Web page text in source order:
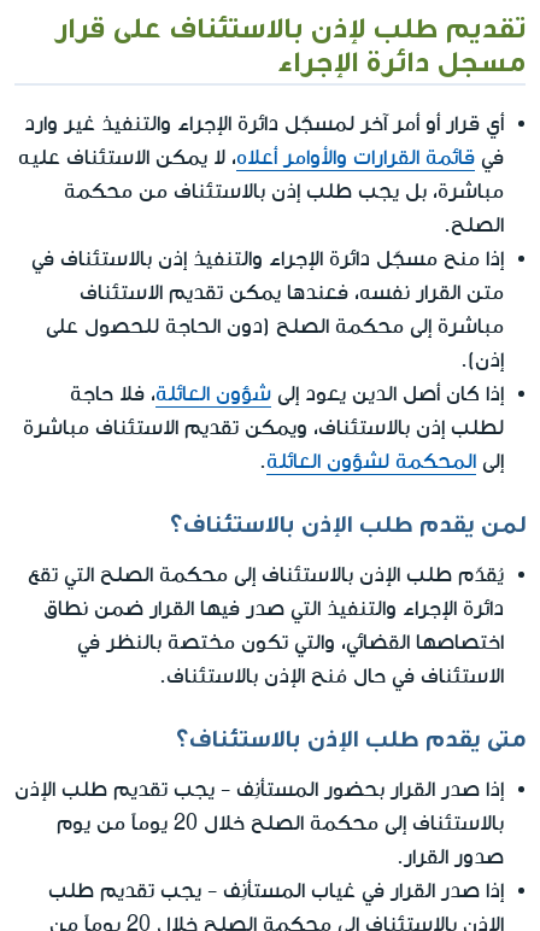
تقديم طلب لإذن بالاستئناف على قرار
مسجل دائرة الإجراء
أي قرار أو أمر آخر لمسجّل دائرة الإجراء والتنفيذ غير وارد
في قائمة القرارات والأوامر أعلاه، لا يمكن الاستئناف عليه
مباشرة، بل يجب طلب إذن بالاستئناف من محكمة
الصلح.
إذا منح مسجّل دائرة الإجراء والتنفيذ إذن بالاستئناف في
متن القرار نفسه، فعندها يمكن تقديم الاستئناف
مباشرة إلى محكمة الصلح (دون الحاجة للحصول على
إذن).
إذا كان أصل الدين يعود إلى شؤون العائلة، فلا حاجة
لطلب إذن بالاستئناف، ويمكن تقديم الاستئناف مباشرة
إلى المحكمة لشؤون العائلة.
لمن يقدم طلب الإذن بالاستئناف؟
يُقدّم طلب الإذن بالاستئناف إلى محكمة الصلح التي تقع
دائرة الإجراء والتنفيذ التي صدر فيها القرار ضمن نطاق
اختصاصها القضائي، والتي تكون مختصة بالنظر في
الاستئناف في حال مُنح الإذن بالاستئناف.
متى يقدم طلب الإذن بالاستئناف؟
إذا صدر القرار بحضور المستأنِف - يجب تقديم طلب الإذن
بالاستئناف إلى محكمة الصلح خلال 20 يوماً من يوم
صدور القرار.
إذا صدر القرار في غياب المستأنِف - يجب تقديم طلب
الإذن بالاستئناف إلى محكمة الصلح خلال 20 يوماً من